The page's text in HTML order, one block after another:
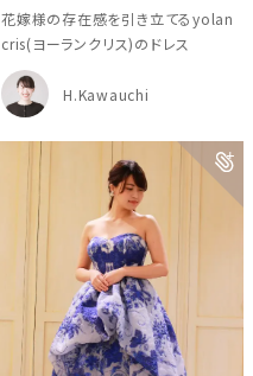
花嫁様の存在感を引き立てるyolan
cris(ヨーランクリス)のドレス
H.Kawauchi